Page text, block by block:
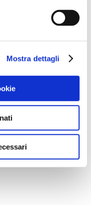
Mostra dettagli